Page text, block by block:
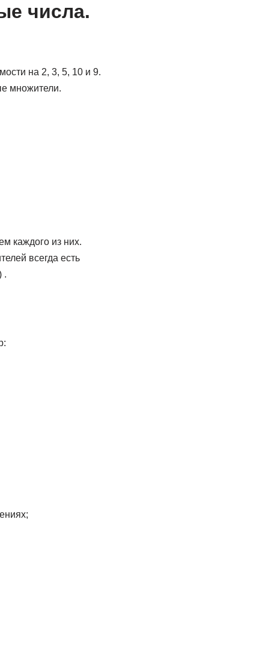
числа.
на 2, 3, 5, 10 и 9.
множители.
каждого из них.
всегда есть
.